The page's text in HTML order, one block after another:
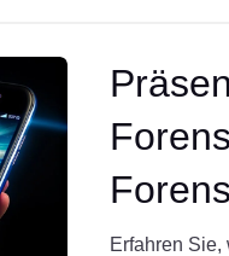
Erfahren